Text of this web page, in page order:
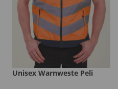
Unisex Warnweste Peli